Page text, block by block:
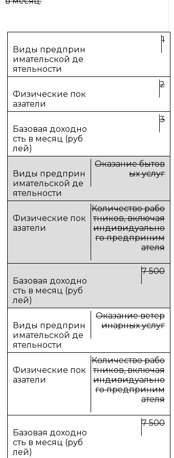
1
2
3
Оказание бытов
ых услуг
Количество рабо
тников, включая
индивидуально
го предприним
ателя
7 500
Оказание ветер
инарных услуг
Количество рабо
тников, включая
индивидуально
го предприним
ателя
7 500